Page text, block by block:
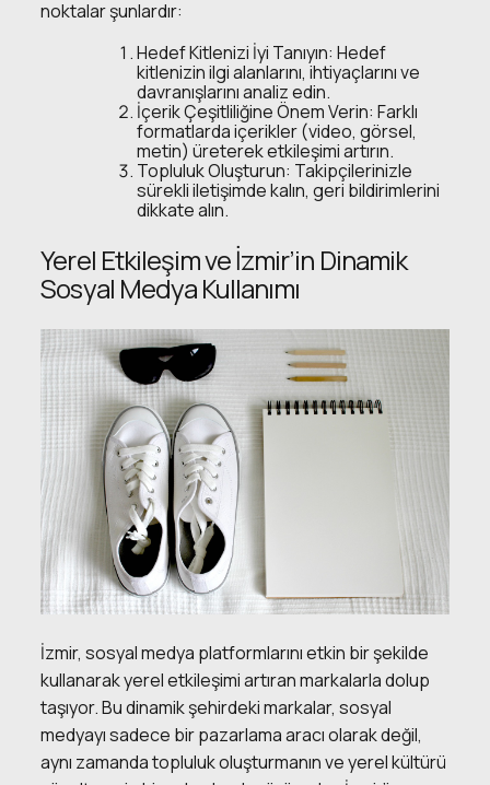
noktalar şunlardır:
Hedef Kitlenizi İyi Tanıyın: Hedef
kitlenizin ilgi alanlarını, ihtiyaçlarını ve
davranışlarını analiz edin.
İçerik Çeşitliliğine Önem Verin: Farklı
formatlarda içerikler (video, görsel,
metin) üreterek etkileşimi artırın.
Topluluk Oluşturun: Takipçilerinizle
sürekli iletişimde kalın, geri bildirimlerini
dikkate alın.
Yerel Etkileşim ve İzmir’in Dinamik
Sosyal Medya Kullanımı
İzmir, sosyal medya platformlarını etkin bir şekilde
kullanarak yerel etkileşimi artıran markalarla dolup
taşıyor. Bu dinamik şehirdeki markalar, sosyal
medyayı sadece bir pazarlama aracı olarak değil,
aynı zamanda topluluk oluşturmanın ve yerel kültürü